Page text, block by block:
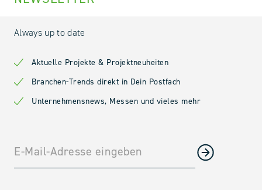
Always up to date
Aktuelle Projekte & Projektneuheiten
Branchen-Trends direkt in Dein Postfach
Unternehmensnews, Messen und vieles mehr